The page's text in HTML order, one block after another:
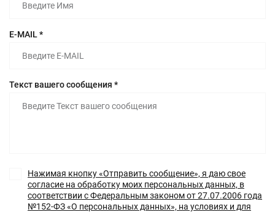
E-MAIL *
Текст вашего сообщения *
Нажимая кнопку «Отправить сообщение», я даю свое
согласие на обработку моих персональных данных, в
соответствии с Федеральным законом от 27.07.2006 года
№152-ФЗ «О персональных данных», на условиях и для